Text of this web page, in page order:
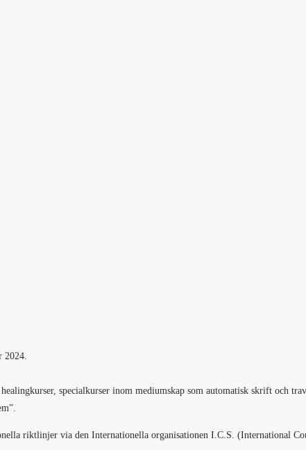
2024.
specialkurser inom mediumskap som automatisk skrift och
riktlinjer via den Internationella organisationen I.C.S. (International